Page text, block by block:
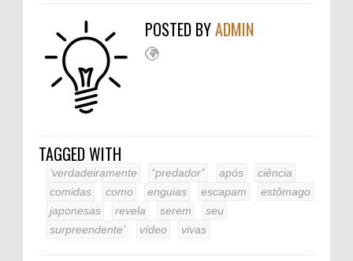
POSTED BYADMIN
TAGGED WITH
‘verdadeiramente “predador” após
ciência
comidas
como enguias escapam
estômago
japonesas
revela serem
seu
surpreendente’
vídeo vivas